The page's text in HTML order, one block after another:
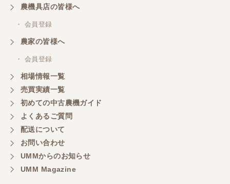
商談成立の連絡をいたいておりません。
山梨県／中川
このたびは、ありがとうございました。
山梨県／好ちゃん
大変いい商品で草刈り作業で活躍しています
農機具店の皆様へ
・ 会員登録
農家の皆様へ
・ 会員登録
相場情報一覧
売買実績一覧
初めての中古農機ガイド
よくあるご質問
配送について
お問い合わせ
UMMからのお知らせ
UMM Magazine